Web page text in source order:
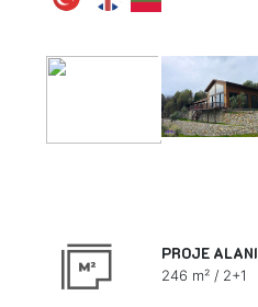
PROJE ALANI
246 m² / 2+1